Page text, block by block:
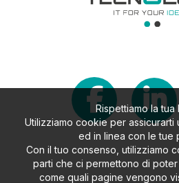
Rispettiamo la tua
Utilizziamo cookie per assicurarti
ed in linea con le tue
Con il tuo consenso, utilizziamo
parti che ci permettono di poter
come quali pagine vengono